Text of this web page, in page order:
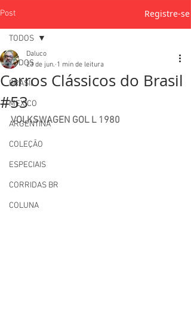
Post Registre-se
TODOS
BRASIL
MEXICO
ARGENTINA
COLEÇÃO
ESPECIAIS
CORRIDAS BR
COLUNA
TODOS
Carros Clássicos do Brasil
#53
Daluco
23 de jun. 1 min de leitura
VOLKSWAGEN GOL L 1980